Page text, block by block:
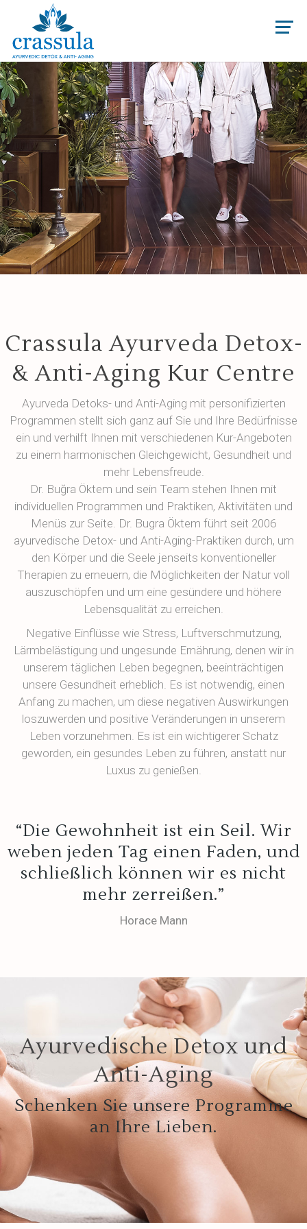
Crassula Ayurveda Detox-
& Anti-Aging Kur Centre
Ayurveda Detoks- und Anti-Aging mit personifizierten
Programmen stellt sich ganz auf Sie und Ihre Bedürfnisse
ein und verhilft Ihnen mit verschiedenen Kur-Angeboten
zu einem harmonischen Gleichgewicht, Gesundheit und
mehr Lebensfreude.
Dr. Buğra Öktem und sein Team stehen Ihnen mit
individuellen Programmen und Praktiken, Aktivitäten und
Menüs zur Seite. Dr. Bugra Öktem führt seit 2006
ayurvedische Detox- und Anti-Aging-Praktiken durch, um
den Körper und die Seele jenseits konventioneller
Therapien zu erneuern, die Möglichkeiten der Natur voll
auszuschöpfen und um eine gesündere und höhere
Lebensqualität zu erreichen.
Negative Einflüsse wie Stress, Luftverschmutzung,
Lärmbelästigung und ungesunde Ernährung, denen wir in
unserem täglichen Leben begegnen, beeinträchtigen
unsere Gesundheit erheblich. Es ist notwendig, einen
Anfang zu machen, um diese negativen Auswirkungen
loszuwerden und positive Veränderungen in unserem
Leben vorzunehmen. Es ist ein wichtigerer Schatz
geworden, ein gesundes Leben zu führen, anstatt nur
Luxus zu genießen.
“Die Gewohnheit ist ein Seil. Wir
weben jeden Tag einen Faden, und
schließlich können wir es nicht
mehr zerreißen.”
Horace Mann
Ayurvedische Detox und
Anti-Aging
Schenken Sie unsere Programme
an Ihre Lieben.